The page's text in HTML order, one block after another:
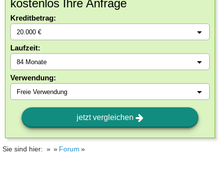
kostenlos Ihre Anfrage
Kreditbetrag:
Laufzeit:
Verwendung:
jetzt vergleichen
Sie sind hier: Forum